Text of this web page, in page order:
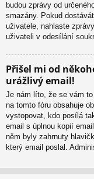
budou zprávy od
smazány. Pokud
uživatele, nahlaste
uživateli v odesílání
Přišel mi od
urážlivý email!
Je nám líto, že se vám
na tomto fóru obsahuje
vystopovat, kdo posílá
email s úplnou kopií
něm byly zahrnuty
který email poslal.